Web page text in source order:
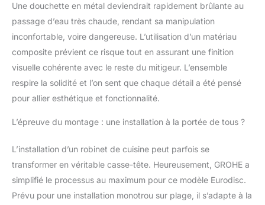
Une douchette en métal deviendrait rapidement brûlante au
passage d’eau très chaude, rendant sa manipulation
inconfortable, voire dangereuse. L’utilisation d’un matériau
composite prévient ce risque tout en assurant une finition
visuelle cohérente avec le reste du mitigeur. L’ensemble
respire la solidité et l’on sent que chaque détail a été pensé
pour allier esthétique et fonctionnalité.
L’épreuve du montage : une installation à la portée de tous ?
L’installation d’un robinet de cuisine peut parfois se
transformer en véritable casse-tête. Heureusement, GROHE a
simplifié le processus au maximum pour ce modèle Eurodisc.
Prévu pour une installation monotrou sur plage, il s’adapte à la